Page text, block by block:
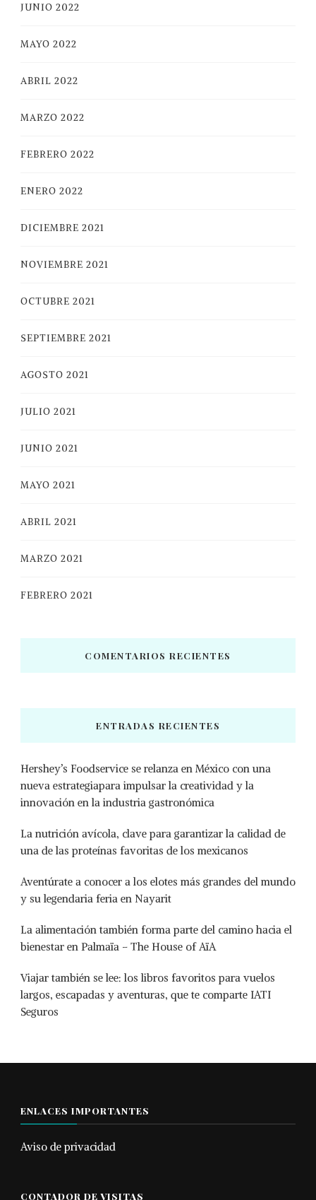
JUNIO 2022
MAYO 2022
ABRIL 2022
MARZO 2022
FEBRERO 2022
ENERO 2022
DICIEMBRE 2021
NOVIEMBRE 2021
OCTUBRE 2021
SEPTIEMBRE 2021
AGOSTO 2021
JULIO 2021
JUNIO 2021
MAYO 2021
ABRIL 2021
MARZO 2021
FEBRERO 2021
COMENTARIOS RECIENTES
ENTRADAS RECIENTES
Hershey’s Foodservice se relanza en México con una
nueva estrategiapara impulsar la creatividad y la
innovación en la industria gastronómica
La nutrición avícola, clave para garantizar la calidad de
una de las proteínas favoritas de los mexicanos
Aventúrate a conocer a los elotes más grandes del mundo
y su legendaria feria en Nayarit
La alimentación también forma parte del camino hacia el
bienestar en Palmaïa – The House of AïA
Viajar también se lee: los libros favoritos para vuelos
largos, escapadas y aventuras, que te comparte IATI
Seguros
ENLACES IMPORTANTES
Aviso de privacidad
CONTADOR DE VISITAS